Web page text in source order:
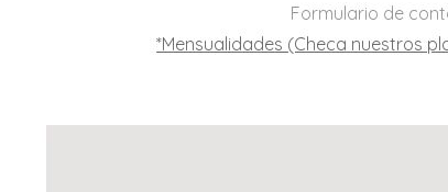
Formulario de
*Mensualidades (Checa nuestros